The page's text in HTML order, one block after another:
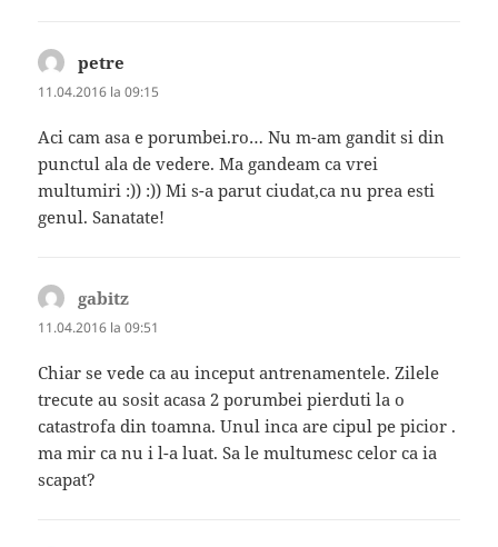
petre
11.04.2016 la 09:15
Aci cam asa e porumbei.ro… Nu m-am gandit si din
punctul ala de vedere. Ma gandeam ca vrei
multumiri :)) :)) Mi s-a parut ciudat,ca nu prea esti
genul. Sanatate!
gabitz
11.04.2016 la 09:51
Chiar se vede ca au inceput antrenamentele. Zilele
trecute au sosit acasa 2 porumbei pierduti la o
catastrofa din toamna. Unul inca are cipul pe picior .
ma mir ca nu i l-a luat. Sa le multumesc celor ca ia
scapat?